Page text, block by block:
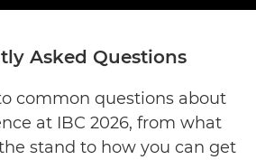
Asked Questions
common questions about
at IBC 2026, from what
stand to how you can get